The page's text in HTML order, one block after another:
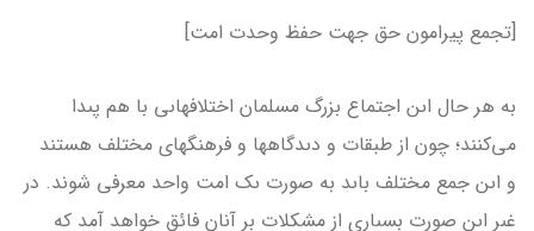
[تجمع پیرامون حق جهت حفظ وحدت امت]
به هر حال اىن اجتماع بزرگ مسلمان اختلاف­هاىى با هم پىدا
مى‌كنند؛ چون از طبقات و دىدگاه­ها و فرهنگ­هاى مختلف هستند
و اىن جمع مختلف باىد به صورت ىک امت واحد معرفى شوند. در
غىر اىن صورت بسىارى از مشكلات بر آنان فائق خواهد آمد كه